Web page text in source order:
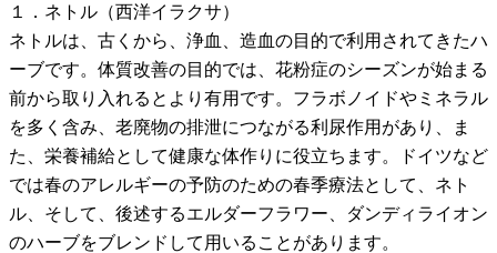
１．ネトル（西洋イラクサ）
ネトルは、古くから、浄血、造血の目的で利用されてきたハ
ーブです。体質改善の目的では、花粉症のシーズンが始まる
前から取り入れるとより有用です。フラボノイドやミネラル
を多く含み、老廃物の排泄につながる利尿作用があり、ま
た、栄養補給として健康な体作りに役立ちます。ドイツなど
では春のアレルギーの予防のための春季療法として、ネト
ル、そして、後述するエルダーフラワー、ダンディライオン
のハーブをブレンドして用いることがあります。